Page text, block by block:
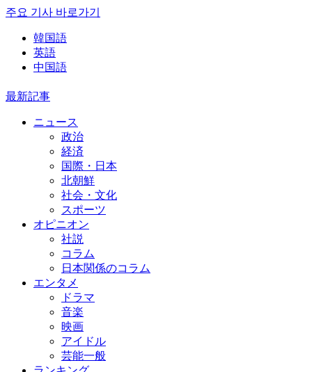
주요 기사 바로가기
韓国語
英語
中国語
最新記事
ニュース
政治
経済
国際・日本
北朝鮮
社会・文化
スポーツ
オピニオン
社説
コラム
日本関係のコラム
エンタメ
ドラマ
音楽
映画
アイドル
芸能一般